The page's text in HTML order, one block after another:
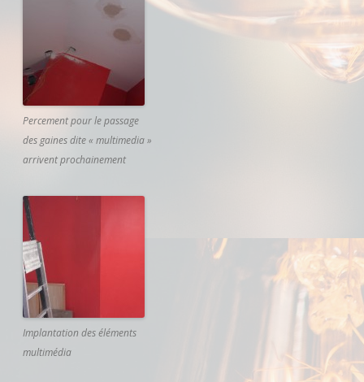
Percement pour le passage
des gaines dite « multimedia »
arrivent prochainement
Implantation des éléments
multimédia